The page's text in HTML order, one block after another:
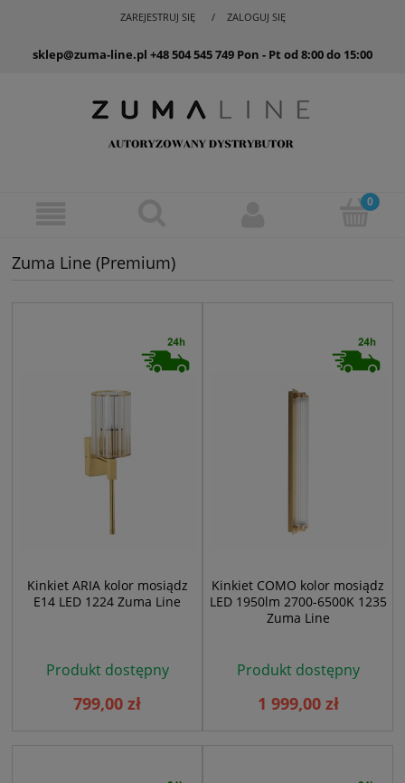
ZAREJESTRUJ SIĘ ZALOGUJ SIĘ
sklep@zuma-line.pl +48 504 545 749 Pon - Pt od 8:00 do 15:00
Zuma Line (Premium)
Kinkiet ARIA kolor mosiądz
E14 LED 1224 Zuma Line
Produkt dostępny
799,00 zł
Kinkiet COMO kolor mosiądz
LED 1950lm 2700-6500K 1235
Zuma Line
Produkt dostępny
1 999,00 zł